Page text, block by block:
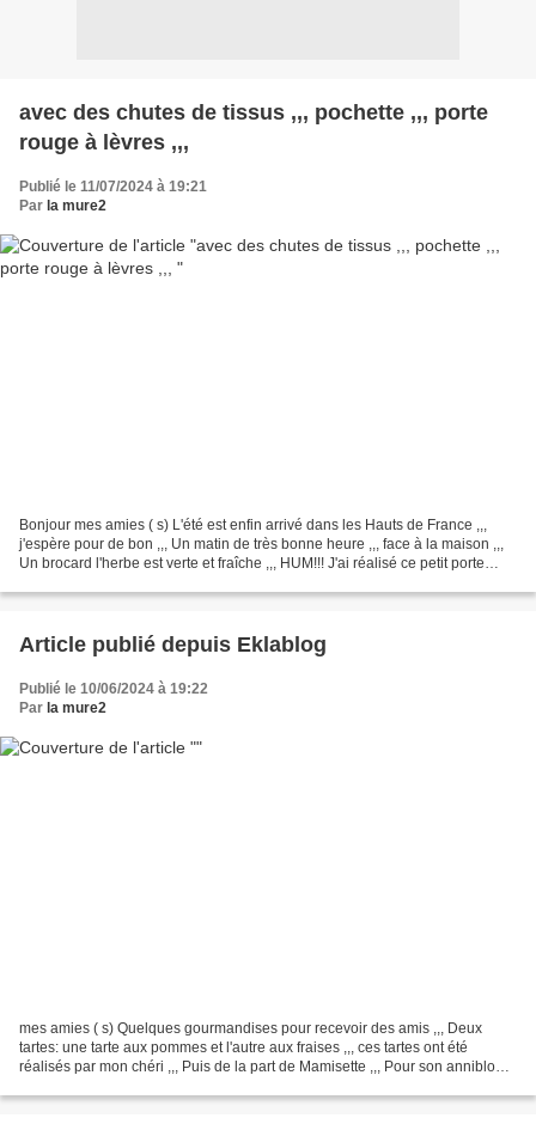
avec des chutes de tissus ,,, pochette ,,, porte
rouge à lèvres ,,,
Publié le 11/07/2024 à 19:21
Par la mure2
Bonjour mes amies ( s) L'été est enfin arrivé dans les Hauts de France ,,,
j'espère pour de bon ,,, Un matin de très bonne heure ,,, face à la maison ,,,
Un brocard l'herbe est verte et fraîche ,,, HUM!!! J'ai réalisé ce petit porte
Article publié depuis Eklablog
Publié le 10/06/2024 à 19:22
Par la mure2
mes amies ( s) Quelques gourmandises pour recevoir des amis ,,, Deux
tartes: une tarte aux pommes et l'autre aux fraises ,,, ces tartes ont été
réalisés par mon chéri ,,, Puis de la part de Mamisette ,,, Pour son anniblog